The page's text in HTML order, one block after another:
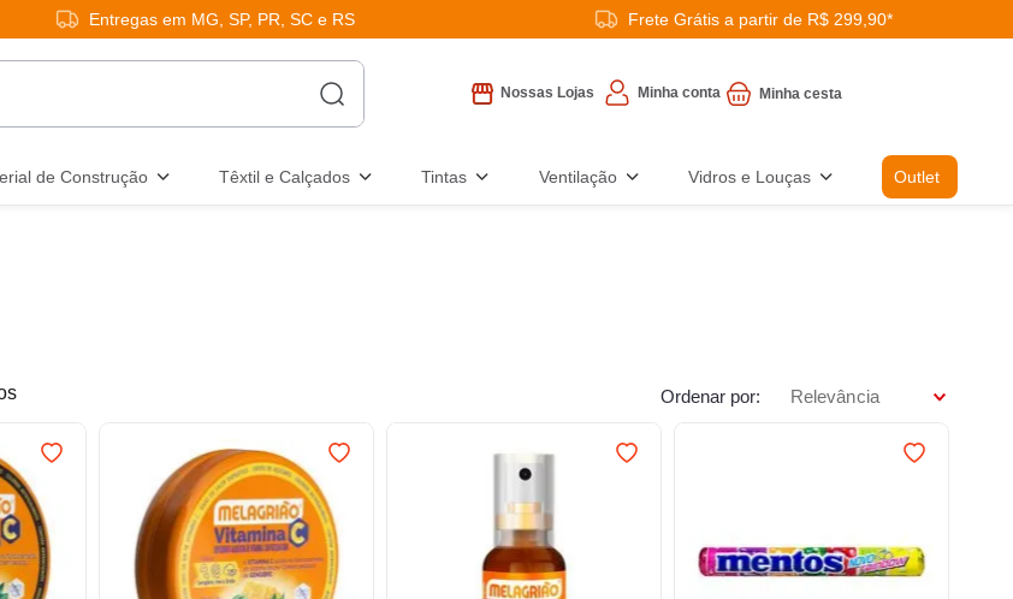
Entregas em MG, SP, PR, SC e RS Frete Grátis a partir de R$ 299,90*
Nossas Lojas Minha conta
de Construção Têxtil e Calçados Tintas Ventilação Vidros e Louças Outlet
Ordenar por Relevância